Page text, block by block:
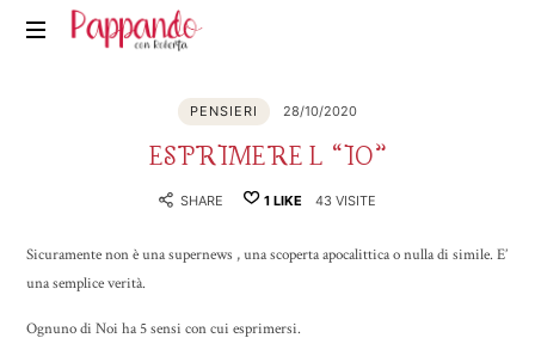
Pappando.it
PENSIERI 28/10/2020
ESPRIMERE L “IO”
SHARE 1 LIKE 43 VISITE
Sicuramente non è una supernews , una scoperta apocalittica o nulla di simile. E’
una semplice verità.
Ognuno di Noi ha 5 sensi con cui esprimersi.